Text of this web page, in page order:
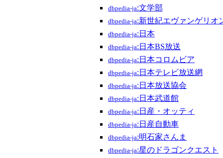
dbpedia-ja:文学部
dbpedia-ja:新世紀エヴァンゲリオ
dbpedia-ja:日本
dbpedia-ja:日本BS放送
dbpedia-ja:日本コロムビア
dbpedia-ja:日本テレビ放送網
dbpedia-ja:日本放送協会
dbpedia-ja:日本武道館
dbpedia-ja:日産・オッティ
dbpedia-ja:日産自動車
dbpedia-ja:明石家さんま
dbpedia-ja:星のドラゴンクエスト